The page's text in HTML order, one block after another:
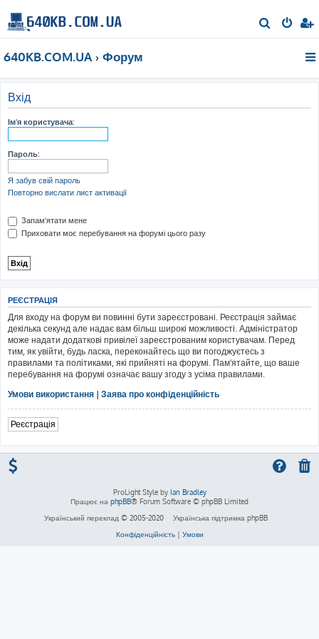
о
640KB.COM.UA Форум
Вхід
Ім'я користувача:
Пароль:
Я забув свій пароль
Повторно вислати лист активації
Запам'ятати мене
Приховати моє перебування на форумі цього разу
РЕЄСТРАЦІЯ
Для входу на форум ви повинні бути зареєстровані. Реєстрація займає
декілька секунд але надає вам більш широкі можливості. Адміністратор
може надати додаткові привілеї зареєстрованим користувачам. Перед
тим, як увійти, будь ласка, переконайтесь що ви погоджуєтесь з
правилами та політиками, які прийняті на форумі. Пам'ятайте, що ваше
перебування на форумі означає вашу згоду з усіма правилами.
Умови використання | Заява про конфіденційність
Реєстрація
ProLight Style by Ian Bradley
Працює на phpBB® Forum Software © phpBB Limited
Український переклад © 2005-2020
Українська підтримка phpBB
Конфіденційність| Умови